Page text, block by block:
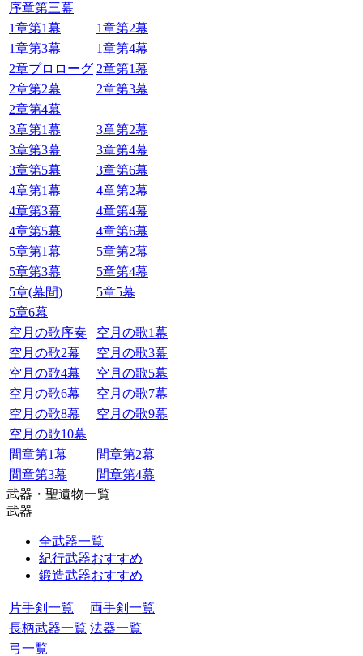
序章第三幕
1章第1幕
1章第2幕
1章第3幕
1章第4幕
2章プロローグ 2章第1幕
2章第2幕
2章第3幕
2章第4幕
3章第1幕
3章第2幕
3章第3幕
3章第4幕
3章第5幕
3章第6幕
4章第1幕
4章第2幕
4章第3幕
4章第4幕
4章第5幕
4章第6幕
5章第1幕
5章第2幕
5章第3幕
5章第4幕
5章(幕間)
5章5幕
5章6幕
空月の歌序奏
空月の歌1幕
空月の歌2幕
空月の歌3幕
空月の歌4幕
空月の歌5幕
空月の歌6幕
空月の歌7幕
空月の歌8幕
空月の歌9幕
空月の歌10幕
間章第1幕
間章第2幕
間章第3幕
間章第4幕
武器・聖遺物一覧
武器
全武器一覧
紀行武器おすすめ
鍛造武器おすすめ
片手剣一覧
両手剣一覧
長柄武器一覧 法器一覧
弓一覧